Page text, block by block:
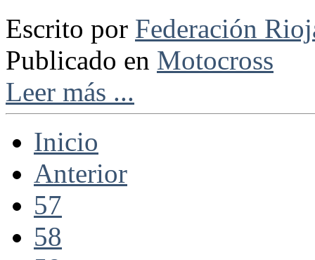
Escrito por Federación
Publicado en Motocross
Leer más ...
Inicio
Anterior
57
58